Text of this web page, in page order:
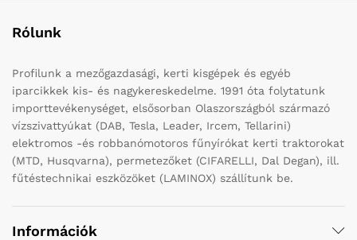
Rólunk
Profilunk a mezőgazdasági, kerti kisgépek és egyéb
iparcikkek kis- és nagykereskedelme. 1991 óta folytatunk
importtevékenységet, elsősorban Olaszországból származó
vízszivattyúkat (DAB, Tesla, Leader, Ircem, Tellarini)
elektromos -és robbanómotoros fűnyírókat kerti traktorokat
(MTD, Husqvarna), permetezőket (CIFARELLI, Dal Degan), ill.
fűtéstechnikai eszközöket (LAMINOX) szállítunk be.
Információk